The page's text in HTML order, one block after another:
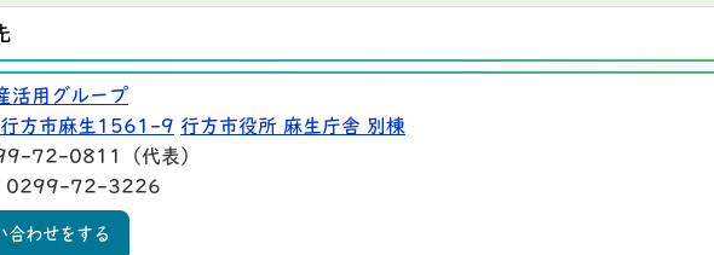
活用グループ
行方市麻生1561-9 行方市役所 麻生庁舎 別棟
72-0811（代表）
0299-72-3226
合わせをする